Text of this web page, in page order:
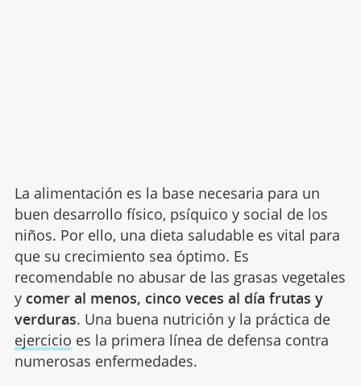
La alimentación es la base necesaria para un
buen desarrollo físico, psíquico y social de los
niños. Por ello, una dieta saludable es vital para
que su crecimiento sea óptimo. Es
recomendable no abusar de las grasas vegetales
ycomer al menos, cinco veces al día frutas y
verduras. Una buena nutrición y la práctica de
ejercicio es la primera línea de defensa contra
numerosas enfermedades.